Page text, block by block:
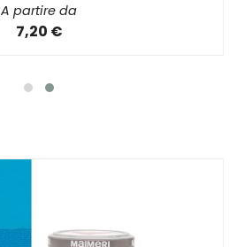
A partire da
7,20 €